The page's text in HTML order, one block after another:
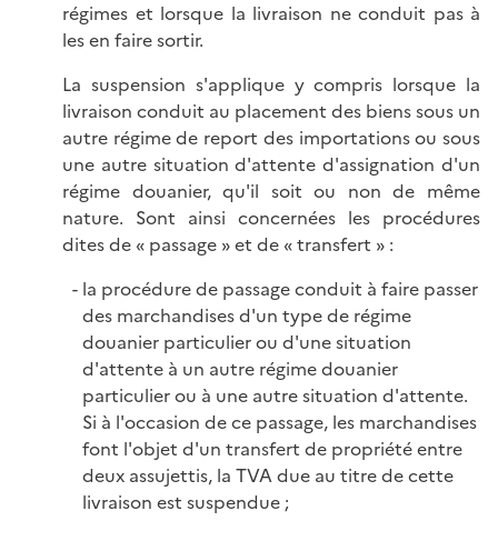
régimes et lorsque la livraison ne conduit pas à
les en faire sortir.
La suspension s'applique y compris lorsque la
livraison conduit au placement des biens sous un
autre régime de report des importations ou sous
une autre situation d'attente d'assignation d'un
régime douanier, qu'il soit ou non de même
nature. Sont ainsi concernées les procédures
dites de « passage » et de « transfert » :
la procédure de passage conduit à faire passer
des marchandises d'un type de régime
douanier particulier ou d'une situation
d'attente à un autre régime douanier
particulier ou à une autre situation d'attente.
Si à l'occasion de ce passage, les marchandises
font l'objet d'un transfert de propriété entre
deux assujettis, la TVA due au titre de cette
livraison est suspendue ;